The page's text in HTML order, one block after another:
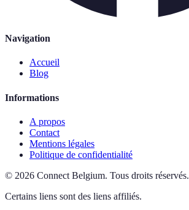
Navigation
Accueil
Blog
Informations
A propos
Contact
Mentions légales
Politique de confidentialité
© 2026 Connect Belgium. Tous droits réservés.
Certains liens sont des liens affiliés.